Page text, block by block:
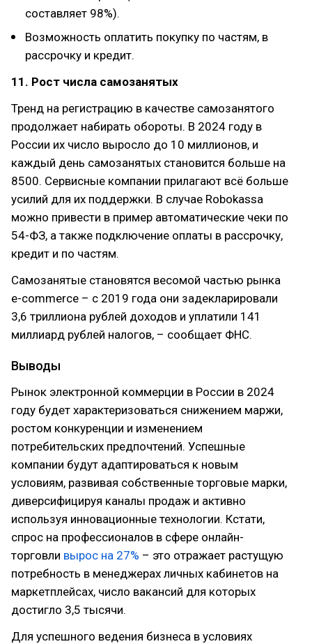
составляет 98%).
Возможность оплатить покупку по частям, в
рассрочку и кредит.
11. Рост числа самозанятых
Тренд на регистрацию в качестве самозанятого
продолжает набирать обороты. В 2024 году в
России их число выросло до 10 миллионов, и
каждый день самозанятых становится больше на
8500. Сервисные компании прилагают всё больше
усилий для их поддержки. В случае Robokassa
можно привести в пример автоматические чеки по
54-ФЗ, а также подключение оплаты в рассрочку,
кредит и по частям.
Самозанятые становятся весомой частью рынка
e-commerce – с 2019 года они задекларировали
3,6 триллиона рублей доходов и уплатили 141
миллиард рублей налогов, – сообщает ФНС.
Выводы
Рынок электронной коммерции в России в 2024
году будет характеризоваться снижением маржи,
ростом конкуренции и изменением
потребительских предпочтений. Успешные
компании будут адаптироваться к новым
условиям, развивая собственные торговые марки,
диверсифицируя каналы продаж и активно
используя инновационные технологии. Кстати,
спрос на профессионалов в сфере онлайн-
торговли вырос на 27% – это отражает растущую
потребность в менеджерах личных кабинетов на
маркетплейсах, число вакансий для которых
достигло 3,5 тысячи.
Для успешного ведения бизнеса в условиях